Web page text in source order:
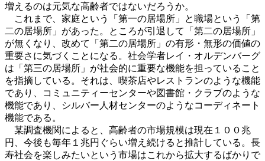
増えるのは元気な高齢者ではないだろうか。
これまで、家庭という「第一の居場所」と職場という「第
二の居場所」があった。ところが引退して「第二の居場所」
が無くなり、改めて「第二の居場所」の有形・無形の価値の
重要さに気づくことになる。社会学者レイ・オルデンバーグ
は「第三の居場所」が社会的に重要な機能を担っていること
を指摘している。それは、喫茶店やレストランのような機能
であり、コミュニティーセンターや図書館・クラブのような
機能であり、シルバー人材センターのようなコーディネート
機能である。
某調査機関によると、高齢者の市場規模は現在１００兆
円、今後も毎年１兆円ぐらい増え続けると推計している。長
寿社会を楽しみたいという市場はこれから拡大するばかりで